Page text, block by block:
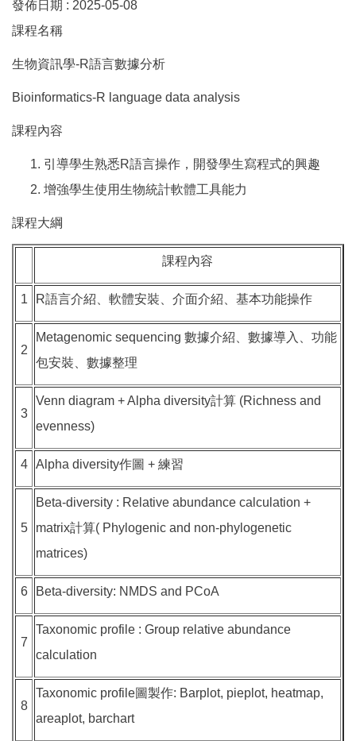
發佈日期 : 2025-05-08
課程名稱
生物資訊學-R語言數據分析
Bioinformatics-R language data analysis
課程內容
引導學生熟悉R語言操作，開發學生寫程式的興趣
增強學生使用生物統計軟體工具能力
課程大綱
課程內容
1 R語言介紹、軟體安裝、介面介紹、基本功能操作
2
Metagenomic sequencing 數據介紹
數據導入、功能
包安裝、數據整理
3
Venn diagram + Alpha diversity計算 (Richness and
evenness)
4 Alpha diversity作圖 + 練習
5
Beta-diversity : Relative abundance calculation +
matrix計算( Phylogenic and non-phylogenetic
matrices)
6 Beta-diversity: NMDS and PCoA
7
Taxonomic profile : Group relative abundance
calculation
8
Taxonomic profile圖製作: Barplot, pieplot, heatmap,
areaplot, barchart